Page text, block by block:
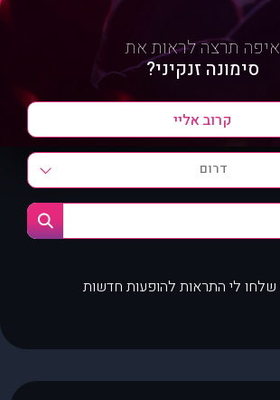
איפה תרצה לראות את
סימונה זנקיני?
דרום
שלחו לי התראות להופעות חדשות